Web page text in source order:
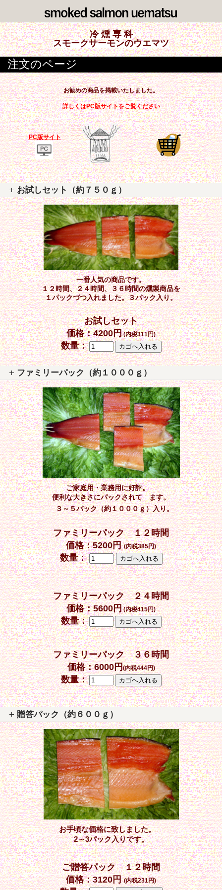
冷 燻 専 科
スモークサーモンのウエマツ
注文のページ
お勧めの商品を掲載いたしました。
詳しくはPC版サイトをご覧ください
PC版サイト
お試しセット（約７５０ｇ）
一番人気の商品です。
１２時間、２４時間、３６時間の燻製商品を
１パックづつ入れました。３パック入り。
お試しセット
価格：4200円 (内税311円)
数量：
ファミリーパック（約１０００ｇ）
ご家庭用・業務用に好評。
便利な大きさにパックされて ます。
３～５パック（約１０００ｇ）入り。
ファミリーパック １２時間
価格：5200円 (内税385円)
数量：
ファミリーパック ２４時間
価格：5600円 (内税415円)
数量：
ファミリーパック ３６時間
価格：6000円(内税444円)
数量：
贈答パック（約６００ｇ）
お手頃な価格に致しました。
2～3パック入りです。
ご贈答パック １２時間
価格：3120円 (内税231円)